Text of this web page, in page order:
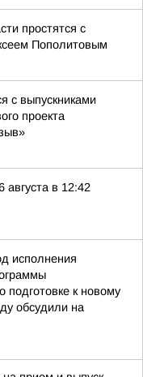
простятся с
Пополитовым
с выпускниками
проекта
августа в 12:42
исполнения
подготовке к новому
обсудили на